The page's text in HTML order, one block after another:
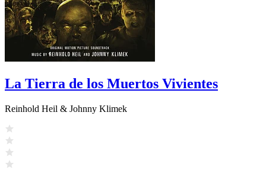
La Tierra de los Muertos Vivientes
Reinhold Heil & Johnny Klimek